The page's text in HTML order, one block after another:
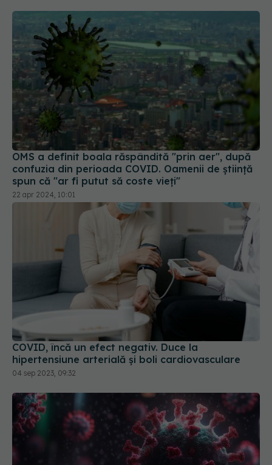
OMS a definit boala răspândită "prin aer", după
confuzia din perioada COVID. Oamenii de știință
spun că "ar fi putut să coste vieți"
22 apr 2024, 10:01
COVID, încă un efect negativ. Duce la
hipertensiune arterială și boli cardiovasculare
04 sep 2023, 09:32